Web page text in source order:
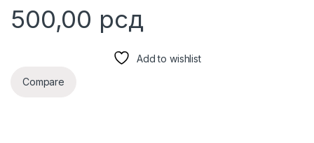
500,00 рсд
Add to wishlist
Compare